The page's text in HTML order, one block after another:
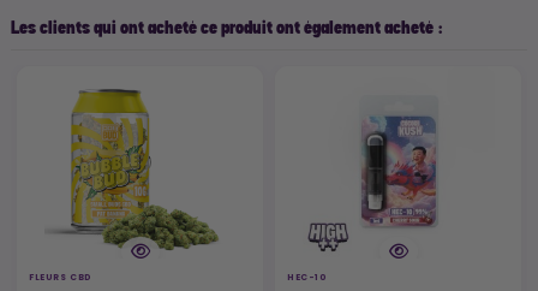
Les clients qui ont acheté ce produit ont également acheté :
FLEURS CBD HEC-10